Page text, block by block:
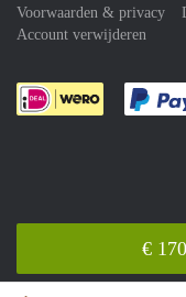
€
Voorwaarden & privacy
Account verwijderen